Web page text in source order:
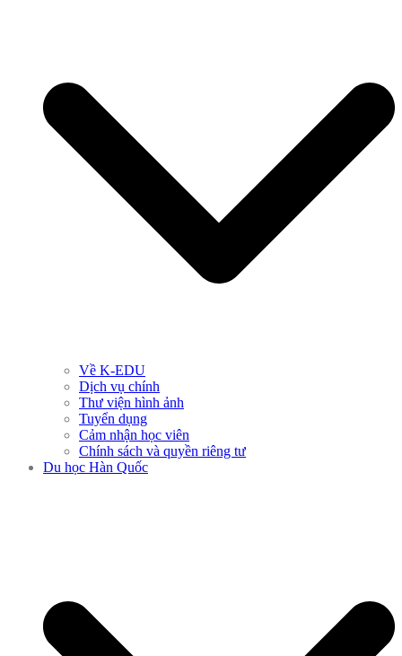
Về K-EDU
Dịch vụ chính
Thư viện hình ảnh
Tuyển dụng
Cảm nhận học viên
Chính sách và quyền riêng tư
Du học Hàn Quốc